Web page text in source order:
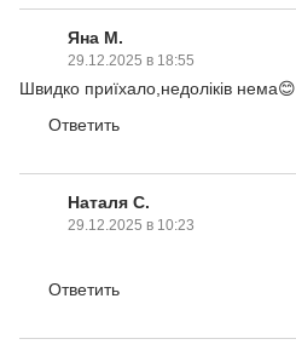
Яна М.
29.12.2025 в 18:55
Швидко приїхало,недоліків нема😊
Ответить
Наталя С.
29.12.2025 в 10:23
Ответить